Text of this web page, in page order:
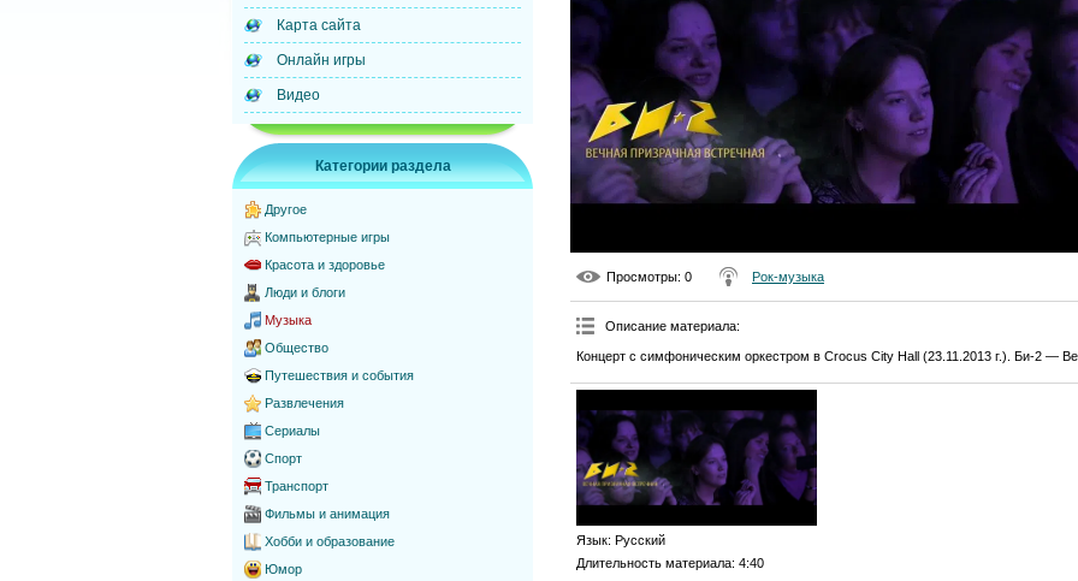
Карта сайта
Онлайн игры
Видео
Категории раздела
Другое
Компьютерные игры
Красота и здоровье
Люди и блоги
Музыка
Общество
Путешествия и события
Развлечения
Сериалы
Спорт
Транспорт
Фильмы и анимация
Хобби и образование
Юмор
Просмотры: 0 Рок-музыка
Описание материала:
Концерт с симфоническим оркестром в Crocus City Hall (23.11.2013 г.). Би-2 —
Язык: Русский
Длительность материала: 4:40